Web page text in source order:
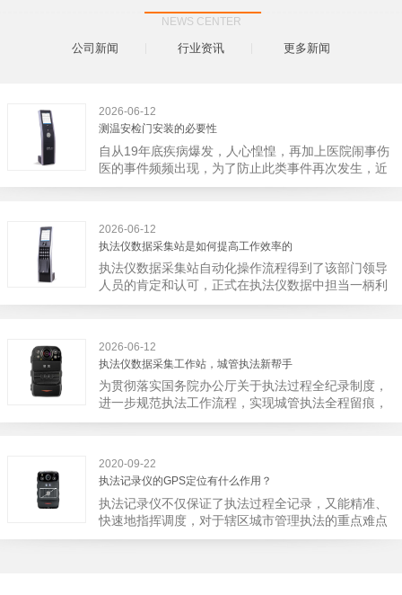
NEWS CENTER
公司新闻 行业资讯 更多新闻
2026-06-12
测温安检门安装的必要性
自从19年底疾病爆发，人心惶惶，再加上医院闹事伤
医的事件频频出现，为了防止此类事件再次发生，近
日，广西南宁市卫建委发出通知，要求当地市属各三
大体只有两个，其一，安装安检门是否会激化矛盾。
其二，安装安检门可以防范于未然。1月6号当天，南
宁市第二医院刚试行安检的首日，检查出10多把各类
刀具和一把管制类刀具。近来伤医事件屡屡发生，安
装安检门可以缓解医生安全感不足的问题，同时安检
2026-06-12
执法仪数据采集站是如何提高工作效率的
执法仪数据采集站自动化操作流程得到了该部门领导
人员的肯定和认可，正式在执法仪数据中担当一柄利
剑。 执法仪数据采集站对于执法仪数据资料的管理
备能自动读取目标对象，并同步到采集站中，此外设
备具有断点续传的功能，如果碰到网络故障，可以从
已经上传或下载的部分开始继续上传下载未完成的部
分，而没有必要从头开始上传下载，能节省时间，提
高速度。再者待数据传输完毕之后，执法仪数据采集
下次直接使用，提高执法仪数据效率。执法仪数据采
集站还具有强大的数据存储管理系统，后台统计不同
上传时段、不同重要级别的数据，将统计结果以图表
或者报表的形式呈现；设备设置有用户操作权限管
理，自动将用户警员编号与执法仪编号绑定，保障数
据的合法性，同时系统可设置每个警员的权限，明确
2026-06-12
执法仪数据采集工作站，城管执法新帮手
为贯彻落实国务院办公厅关于执法过程全纪录制度，
进一步规范执法工作流程，实现城管执法全程留痕，
深入推进执法队伍规范化建设，给城管执法工作添加
止了双方矛盾的发生。现在有了执法仪数据采集工作
站，执法队员的担忧便得到有效的解决。每个采集工
作站可支持多台执法记录仪设备同时上传数据，队员
当天使用当天上传，通过数据线接入到采集工作站，
它会自动读取所有的视频、音频、图片、日志等信
2020-09-22
执法记录仪的GPS定位有什么作用？
执法记录仪不仅保证了执法过程全记录，又能精准、
快速地指挥调度，对于辖区城市管理执法的重点难点
也能一目了然，在城市管理工作信息化中发挥着重要